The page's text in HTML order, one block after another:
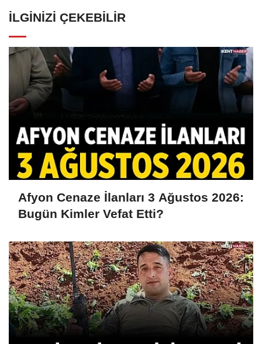
İLGINIZI ÇEKEBILIR
Afyon Cenaze İlanları 3 Ağustos 2026:
Bugün Kimler Vefat Etti?